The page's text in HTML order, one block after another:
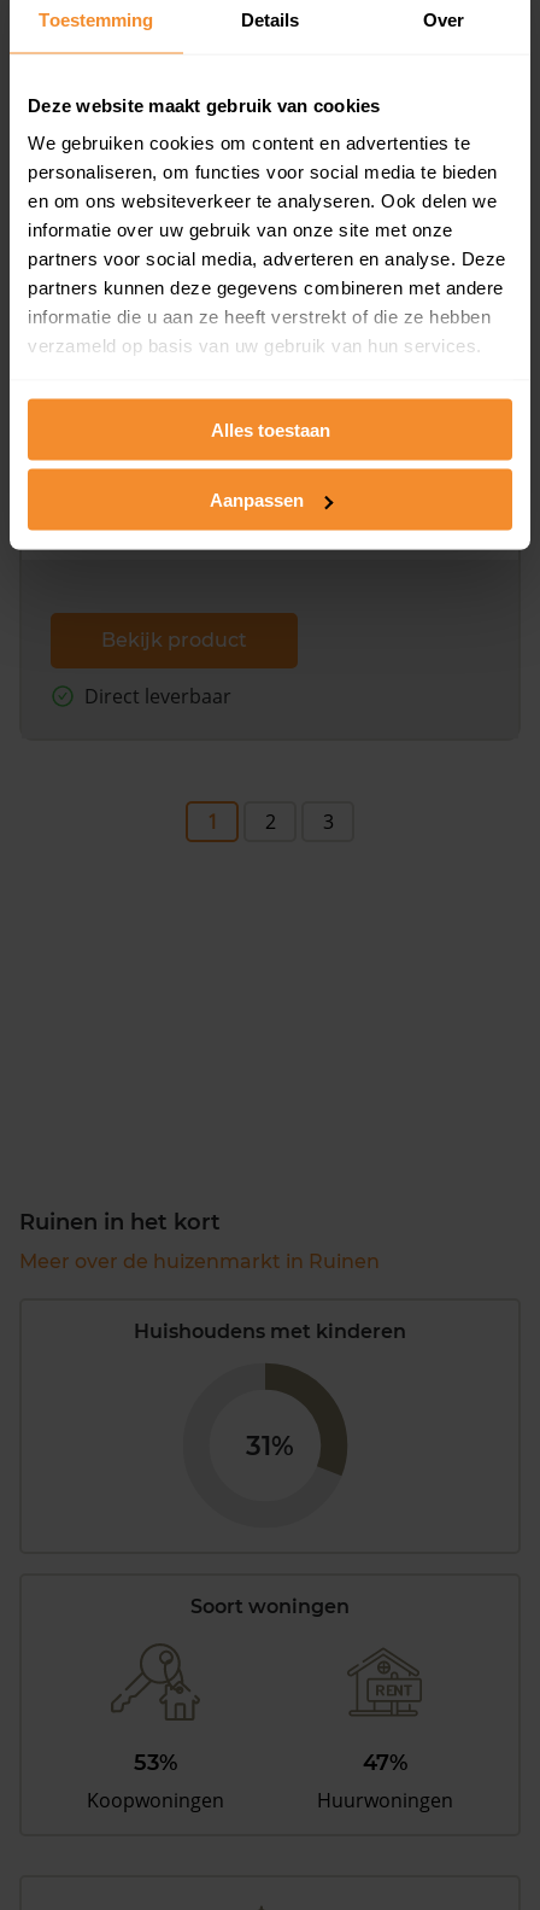
Toestemming Details Over
Deze website maakt gebruik van cookies
We gebruiken cookies om content en advertenties te
personaliseren, om functies voor social media te bieden
en om ons websiteverkeer te analyseren. Ook delen we
informatie over uw gebruik van onze site met onze
partners voor social media, adverteren en analyse. Deze
partners kunnen deze gegevens combineren met andere
informatie die u aan ze heeft verstrekt of die ze hebben
verzameld op basis van uw gebruik van hun services.
Alles toestaan
Aanpassen
Een overzicht van alle verkochte woningen (koopsom
en koopdatum) binnen een postcodegebied. Dit
koopsommen.
Bekijk product
Direct leverbaar
Alleen globale ligging perceel
Een uitgebreid overzicht van het perceel en
omliggende percelen met de kadastrale erfgrenzen,
Bekijk product
Direct leverbaar
1 2 3
Ruinen in het kort
Meer over de huizenmarkt in Ruinen
Huishoudens met kinderen
31%
Soort woningen
53%
Koopwoningen
47%
Huurwoningen